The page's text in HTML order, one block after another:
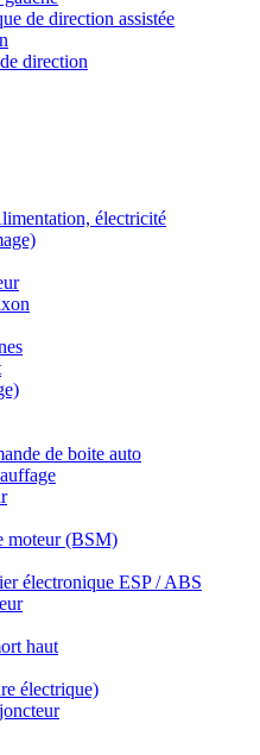
de direction assistée
direction
électricité
de boite auto
moteur (BSM)
électronique ESP / ABS
haut
électrique)